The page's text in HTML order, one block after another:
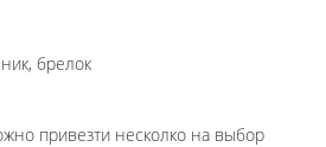
брелок
привезти несколко на выбор